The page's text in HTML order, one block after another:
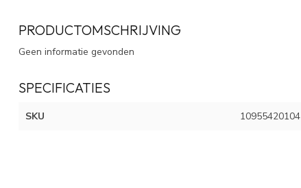
PRODUCTOMSCHRIJVING
Geen informatie gevonden
SPECIFICATIES
SKU 10955420104